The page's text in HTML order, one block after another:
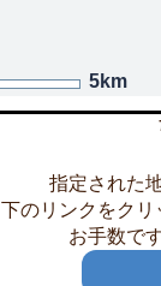
5km
指定された
下のリンクをクリ
お手数で